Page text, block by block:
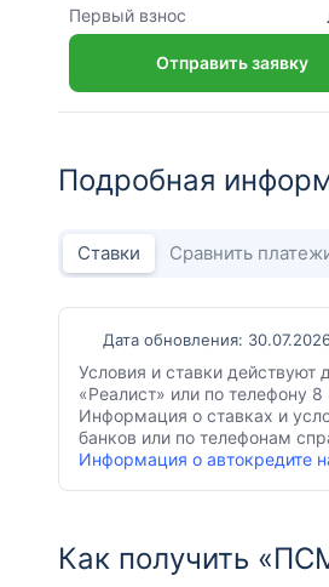
Первый взнос
Отправить заявку
Подробная
Ставки Сравнить
Дата обновления:
Условия и ставки действуют
«Реалист» или по телефону
Информация о ставках и
банков или по телефонам
Информация о автокредите
Как получить